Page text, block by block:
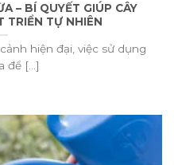
– BÍ QUYẾT GIÚP CÂY
TRIỂN TỰ NHIÊN
hiện đại, việc sử dụng
để [...]